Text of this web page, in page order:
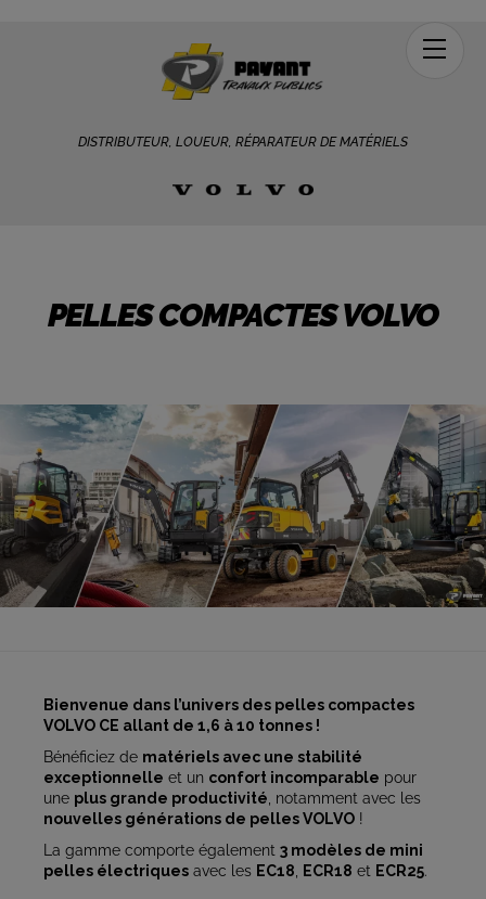
DISTRIBUTEUR, LOUEUR, RÉPARATEUR DE MATÉRIELS
PELLES COMPACTES VOLVO
Bienvenue dans l’univers des pelles compactes
VOLVO CE allant de 1,6 à 10 tonnes !
Bénéficiez de matériels avec une stabilité
exceptionnelle et un confort incomparable pour
une plus grande productivité , notamment avec les
nouvelles générations de pelles VOLVO !
La gamme comporte également 3 modèles de mini
pelles électriques avec les EC18 ECR18 et ECR25.